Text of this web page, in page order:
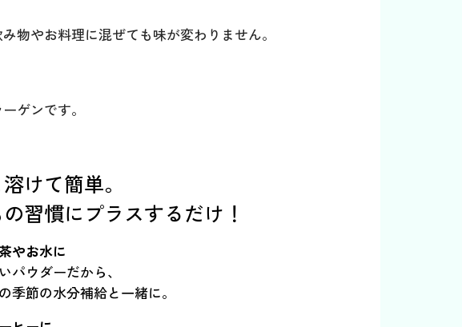
物やお料理に混ぜても味が変わりません。
ゲンです。
けて簡単。
習慣にプラスするだけ！
やお水に
パウダーだから、
季節の水分補給と一緒に。